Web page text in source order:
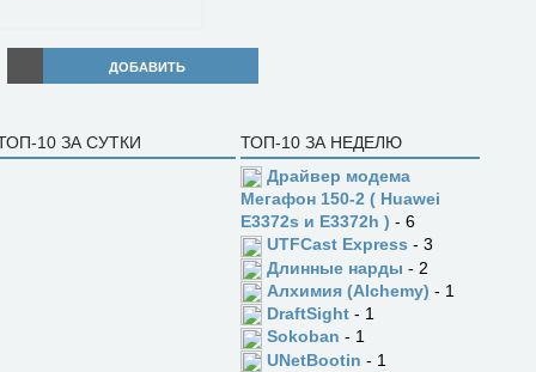
ДОБАВИТЬ
10 ЗА СУТКИ
ТОП-10 ЗА НЕДЕЛЮ
Драйвер модема
Мегафон 150-2 ( Huawei
E3372s и E3372h ) - 6
UTFCast Express - 3
Длинные нарды - 2
Алхимия (Alchemy) - 1
DraftSight - 1
Sokoban - 1
UNetBootin - 1